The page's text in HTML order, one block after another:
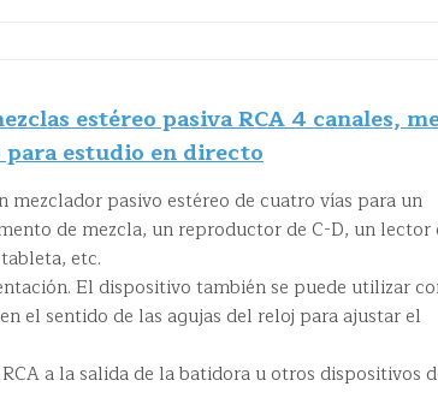
estéreo pasiva RCA 4 canales,
para estudio en directo
mezclador pasivo estéreo de cuatro vías para un
de mezcla, un reproductor de C-D, un lector
etc.
El dispositivo también se puede utilizar
el sentido de las agujas del reloj para ajustar el
a la salida de la batidora u otros dispositivos